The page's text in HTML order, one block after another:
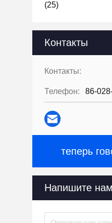
(25)
Контакты
Контакты:
Телефон: 86-
теперь
Напишите